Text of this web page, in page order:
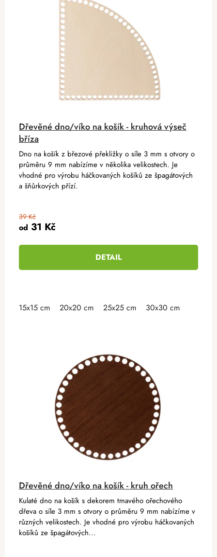
Dřevěné dno/víko na košík - kruhová výseč
bříza
od 31 Kč
39 Kč
DETAIL
Dno na košík z březové překližky o síle 3 mm s otvory o
průměru 9 mm nabízíme v několika velikostech. Je
vhodné pro výrobu háčkovaných košíků ze špagátových
a šňůrkových přízí.
15x15 cm 20x20 cm 25x25 cm 30x30 cm
Dřevěné dno/víko na košík - kruh ořech
Kulaté dno na košík s dekorem tmavého ořechového
dřeva o síle 3 mm s otvory o průměru 9 mm nabízíme v
různých velikostech. Je vhodné pro výrobu háčkovaných
košíků ze špagátových...